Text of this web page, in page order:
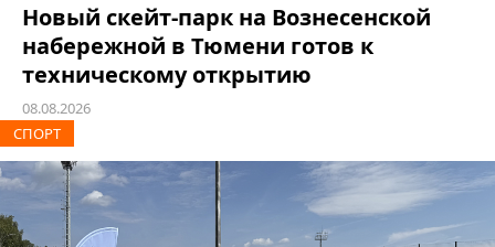
Новый скейт-парк на Вознесенской
набережной в Тюмени готов к
техническому открытию
08.08.2026
СПОРТ